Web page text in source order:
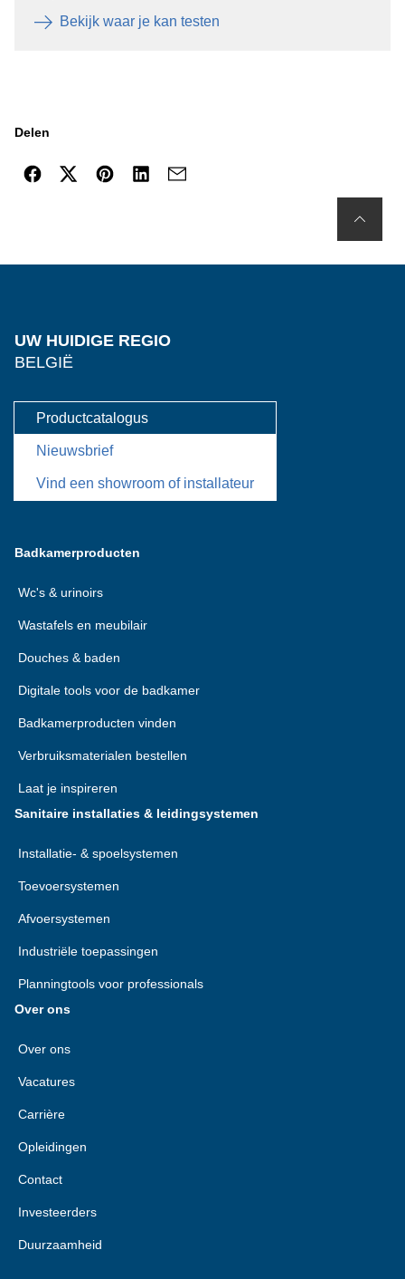
Bekijk waar je kan testen
Delen
UW HUIDIGE REGIO
BELGIË
Productcatalogus
Nieuwsbrief
Vind een showroom of installateur
Badkamerproducten
Wc's & urinoirs
Wastafels en meubilair
Douches & baden
Digitale tools voor de badkamer
Badkamerproducten vinden
Verbruiksmaterialen bestellen
Laat je inspireren
Sanitaire installaties & leidingsystemen
Installatie- & spoelsystemen
Toevoersystemen
Afvoersystemen
Industriële toepassingen
Planningtools voor professionals
Over ons
Over ons
Vacatures
Carrière
Opleidingen
Contact
Investeerders
Duurzaamheid